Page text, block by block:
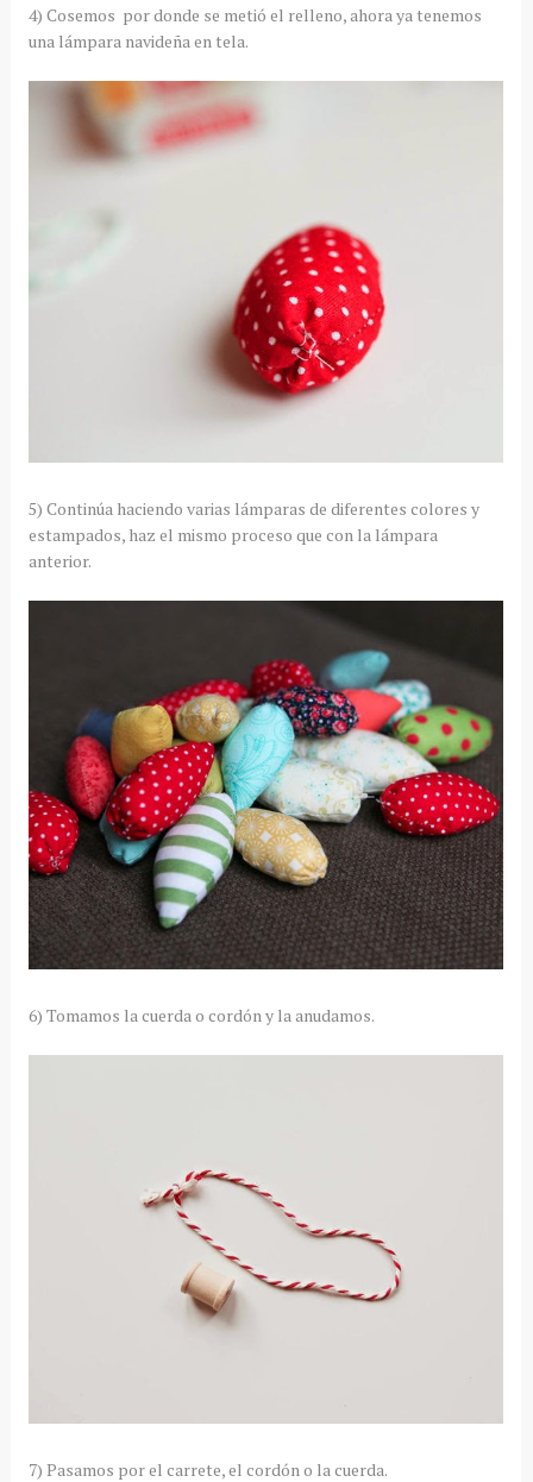
4) Cosemos por donde se metió el relleno, ahora ya tenemos
una lámpara navideña en tela.
5) Continúa haciendo varias lámparas de diferentes colores y
estampados, haz el mismo proceso que con la lámpara
anterior.
6) Tomamos la cuerda o cordón y la anudamos.
7) Pasamos por el carrete, el cordón o la cuerda.